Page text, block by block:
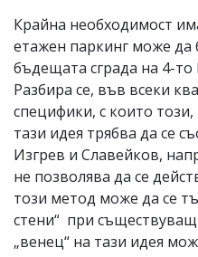
Крайна необходимост
етажен паркинг може да
бъдещата сграда на 4-
Разбира се, във всеки
специфики, с които
тази идея трябва да се
Изгрев и Славейков,
не позволява да се
този метод може да се
стени“ при
„венец“ на тази идея